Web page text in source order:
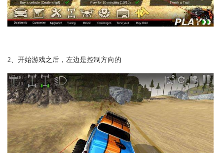
2、开始游戏之后，左边是控制方向的